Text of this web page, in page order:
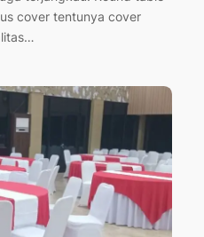
cover tentunya cover